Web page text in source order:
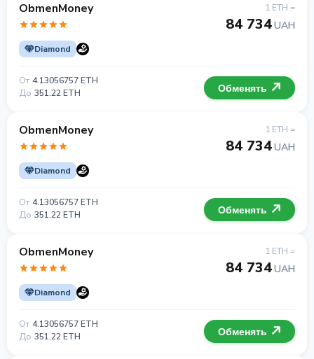
ObmenMoney
Diamond
1 ETH =
84 734UAH
От 4.13056757 ETH
До 351.22 ETH Обменять
ObmenMoney
Diamond
1 ETH =
84 734UAH
От 4.13056757 ETH
До 351.22 ETH Обменять
ObmenMoney
Diamond
1 ETH =
84 734UAH
От 4.13056757 ETH
До 351.22 ETH Обменять